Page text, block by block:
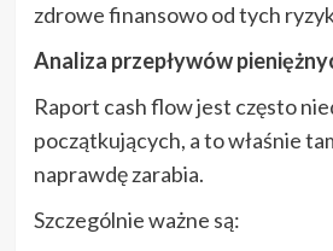
zdrowe finansowo od tych
Analiza przepływów
Raport cash flow jest często
początkujących, a to właśnie
naprawdę zarabia.
Szczególnie ważne są: